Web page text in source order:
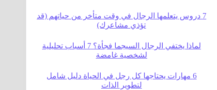
7 دروس يتعلمها الرجال في وقت متأخر من حياتهم (قد
تؤذي مشاعرك)
لماذا يختفي الرجال السيجما فجأة؟ 7 أسباب تحليلية
لشخصية غامضة
6 مهارات يحتاجها كل رجل في الحياة دليل شامل
لتطوير الذات